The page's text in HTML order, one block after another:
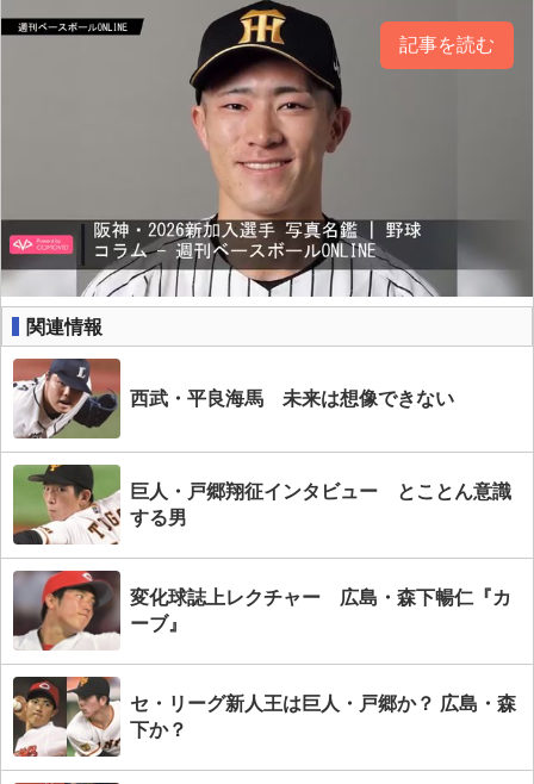
記事を読む
関連情報
西武・平良海馬 未来は想像できない
巨人・戸郷翔征インタビュー とことん意識
する男
変化球誌上レクチャー 広島・森下暢仁『カ
ーブ』
セ・リーグ新人王は巨人・戸郷か？ 広島・森
下か？